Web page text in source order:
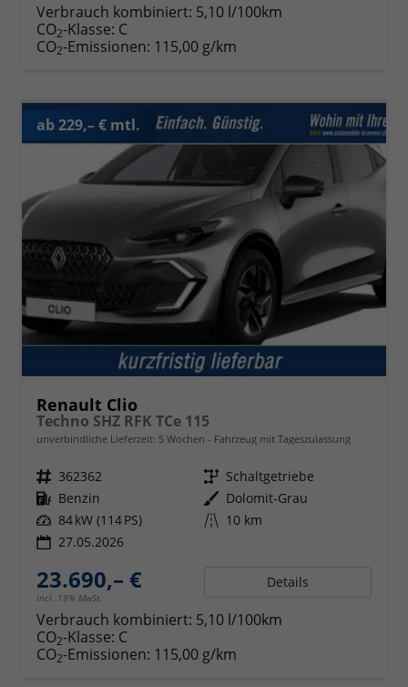
Verbrauch kombiniert: 5,10 l/100km
CO2-Klasse: C
CO2-Emissionen: 115,00 g/km
ab 229,– € mtl.
Renault Clio
Techno SHZ RFK TCe 115
unverbindliche Lieferzeit: 5 Wochen Fahrzeug mit Tageszulassung
Fahrzeugnr. 362362 Getriebe Schaltgetriebe
Kraftstoff Benzin Außenfarbe Dolomit-Grau
Leistung 84 kW (114 PS) Kilometerstand 10 km
27.05.2026
23.690,– €
incl. 19% MwSt.
Details
Verbrauch kombiniert: 5,10 l/100km
CO2-Klasse: C
CO2-Emissionen: 115,00 g/km